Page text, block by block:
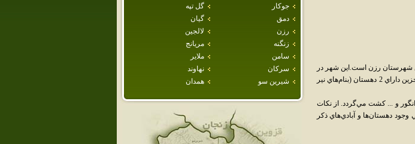
جوكار
گل تپه
دمق
گيان
رزن
لالجين
زنگنه
مريانج
سامن
ملاير
سركان
نهاوند
شيرين سو
همدان
شهرستان رزن است.اين شهر در
فاصله 85 کيلومتري از مرکز استان مي‌باشد و جزء توابع شهرستان رزن مي‌باشد.قروه درجزين داراي 2 دهستان (بنام‌هاي نير
و ... کشت مي‌گردد. از نکات
دهستان‌ها و آبادي‌هاي ذکر